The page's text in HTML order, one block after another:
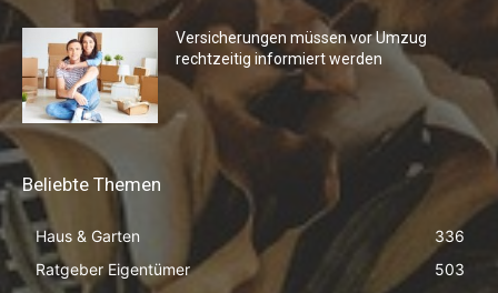
Versicherungen müssen vor Umzug
rechtzeitig informiert werden
Beliebte Themen
Haus & Garten
336
Ratgeber Eigentümer
503